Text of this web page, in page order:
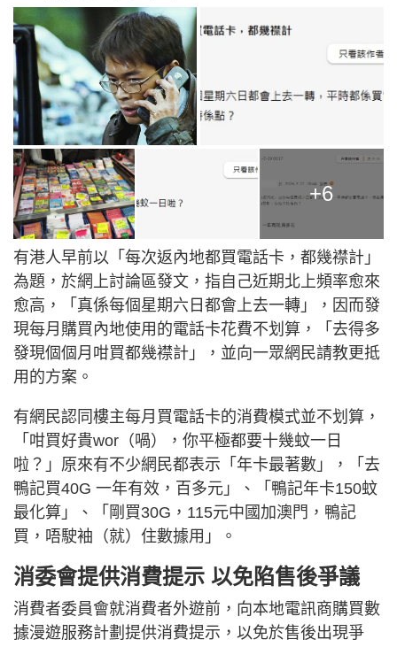
+6
有港人早前以「每次返內地都買電話卡，都幾襟計」
為題，於網上討論區發文，指自己近期北上頻率愈來
愈高，「真係每個星期六日都會上去一轉」，因而發
現每月購買內地使用的電話卡花費不划算，「去得多
發現個個月咁買都幾襟計」，並向一眾網民請教更抵
用的方案。
有網民認同樓主每月買電話卡的消費模式並不划算，
「咁買好貴wor（喎），你平極都要十幾蚊一日
啦？」原來有不少網民都表示「年卡最著數」，「去
鴨記買40G 一年有效，百多元」、「鴨記年卡150蚊
最化算」、「剛買30G，115元中國加澳門，鴨記
買，唔駛袖（就）住數據用」。
消委會提供消費提示 以免陷售後爭議
消費者委員會就消費者外遊前，向本地電訊商購買數
據漫遊服務計劃提供消費提示，以免於售後出現爭